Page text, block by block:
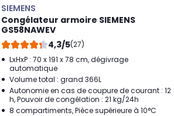
SIEMENS
Congélateur armoire SIEMENS
GS58NAWEV
4,3/5(27)
LxHxP : 70 x 191 x 78 cm, dégivrage
automatique
Volume total : grand 366L
Autonomie en cas de coupure de courant : 12
h, Pouvoir de congélation : 21 kg/24h
8 compartiments, Pièce supérieure à 10°C